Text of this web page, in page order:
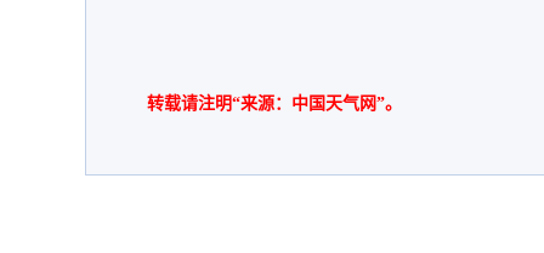
转载请注明“来源：中国天气网”。